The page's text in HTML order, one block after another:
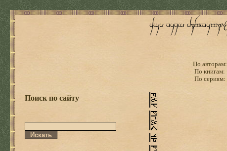
По авторам:
По книгам:
По сериям:
Поиск по сайту